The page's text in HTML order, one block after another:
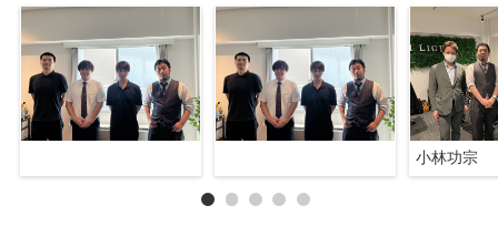
小林功宗